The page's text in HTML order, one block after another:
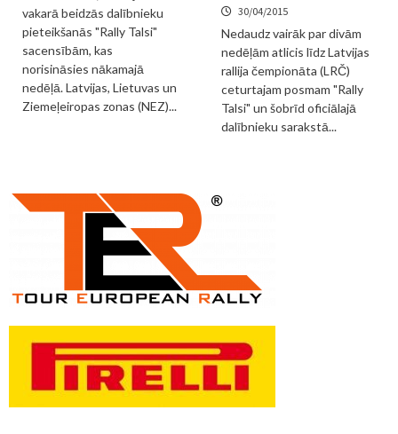
vakarā beidzās dalībnieku
pieteikšanās "Rally Talsi"
sacensībām, kas
norisināsies nākamajā
nedēļā. Latvijas, Lietuvas un
Ziemeļeiropas zonas (NEZ)...
30/04/2015
Nedaudz vairāk par divām
nedēļām atlicis līdz Latvijas
rallija čempionāta (LRČ)
ceturtajam posmam "Rally
Talsi" un šobrīd oficiālajā
dalībnieku sarakstā...